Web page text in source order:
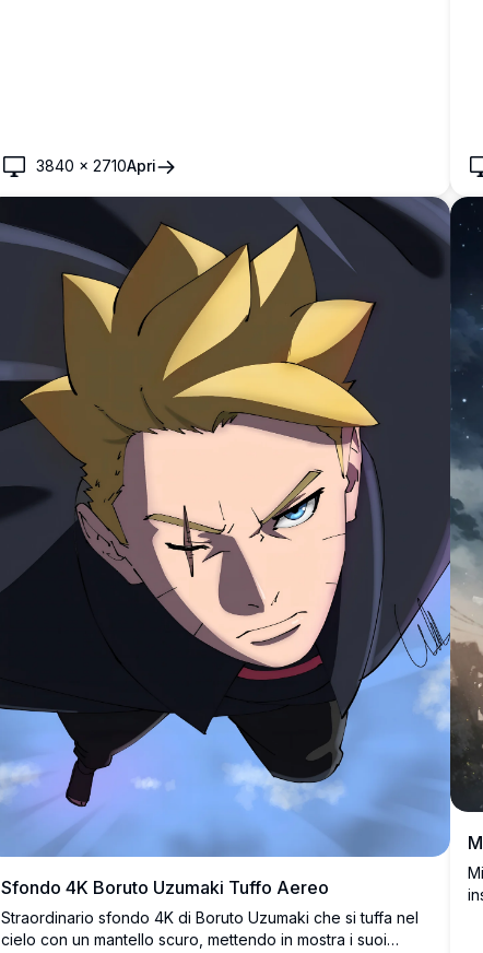
3840 ×2710Apri
Sfondo 4K Boruto Uzumaki Tuffo Aereo
Straordinario sfondo 4K di Boruto Uzumaki che si tuffa nel
cielo con un mantello scuro, mettendo in mostra i suoi